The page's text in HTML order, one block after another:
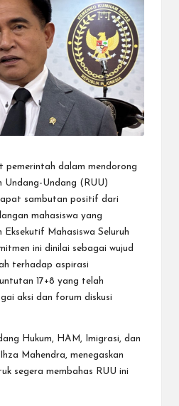
pemerintah dalam mendorong
Undang-Undang (RUU)
sambutan positif dari
mahasiswa yang
Mahasiswa Seluruh
ini dinilai sebagai wujud
terhadap aspirasi
17+8 yang telah
aksi dan forum diskusi
Hukum, HAM, Imigrasi, dan
Mahendra, menegaskan
segera membahas RUU ini